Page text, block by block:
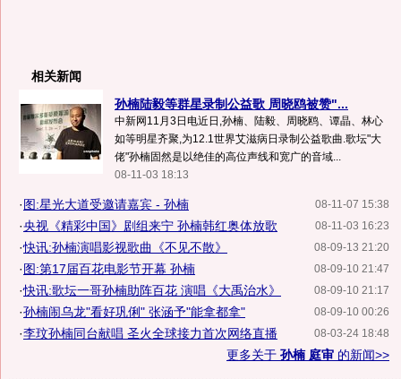
相关新闻
孙楠陆毅等群星录制公益歌 周晓鸥被赞"...
中新网11月3日电近日,孙楠、陆毅、周晓鸥、谭晶、林心
如等明星齐聚,为12.1世界艾滋病日录制公益歌曲.歌坛"大
佬"孙楠固然是以绝佳的高位声线和宽广的音域...
08-11-03 18:13
08-11-07 15:38
·图:星光大道受邀请嘉宾 - 孙楠
08-11-03 16:23
·央视《精彩中国》剧组来宁 孙楠韩红奥体放歌
08-09-13 21:20
·快讯:孙楠演唱影视歌曲《不见不散》
08-09-10 21:47
·图:第17届百花电影节开幕 孙楠
08-09-10 21:17
·快讯:歌坛一哥孙楠助阵百花 演唱《大禹治水》
08-09-10 00:26
·孙楠闹乌龙"看好巩俐" 张涵予"能拿都拿"
08-03-24 18:48
·李玟孙楠同台献唱 圣火全球接力首次网络直播
更多关于 孙楠 庭审 的新闻>>